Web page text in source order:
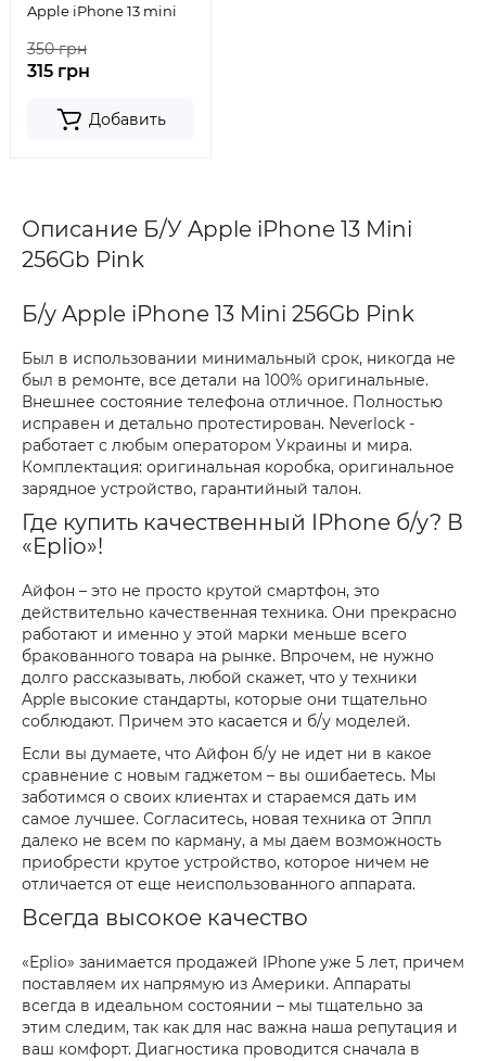
Apple iPhone 13 mini
350 грн
315 грн
Добавить
Описание Б/У Apple iPhone 13 Mini
256Gb Pink
Б/у Apple iPhone 13 Mini 256Gb Pink
Был в использовании минимальный срок, никогда не
был в ремонте, все детали на 100% оригинальные.
Внешнее состояние телефона отличное. Полностью
исправен и детально протестирован. Neverlock -
работает с любым оператором Украины и мира.
Комплектация: оригинальная коробка, оригинальное
зарядное устройство, гарантийный талон.
Где купить качественный IPhone б/у? В
«Eplio»!
Айфон – это не просто крутой смартфон, это
действительно качественная техника. Они прекрасно
работают и именно у этой марки меньше всего
бракованного товара на рынке. Впрочем, не нужно
долго рассказывать, любой скажет, что у техники
Apple высокие стандарты, которые они тщательно
соблюдают. Причем это касается и б/у моделей.
Если вы думаете, что Айфон б/у не идет ни в какое
сравнение с новым гаджетом – вы ошибаетесь. Мы
заботимся о своих клиентах и стараемся дать им
самое лучшее. Согласитесь, новая техника от Эппл
далеко не всем по карману, а мы даем возможность
приобрести крутое устройство, которое ничем не
отличается от еще неиспользованного аппарата.
Всегда высокое качество
«Eplio» занимается продажей IPhone уже 5 лет, причем
поставляем их напрямую из Америки. Аппараты
всегда в идеальном состоянии – мы тщательно за
этим следим, так как для нас важна наша репутация и
ваш комфорт. Диагностика проводится сначала в